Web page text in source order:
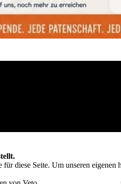
für diese Seite. Um unseren